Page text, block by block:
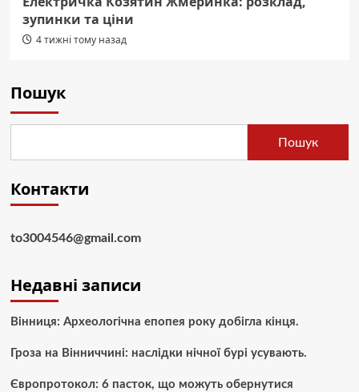
зупинки та ціни
4 тижні тому назад
Пошук
Пошук
Контакти
to3004546@gmail.com
Недавні записи
Вінниця: Археологічна епопея року добігла кінця.
Гроза на Вінниччині: наслідки нічної бурі усувають.
Європротокол: 6 пасток, що можуть обернутися